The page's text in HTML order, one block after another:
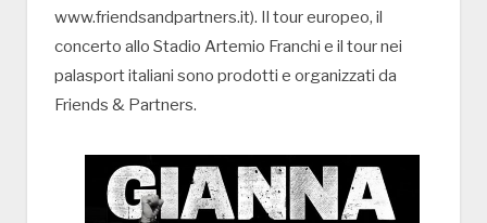
www.friendsandpartners.it). Il tour europeo, il
concerto allo Stadio Artemio Franchi e il tour nei
palasport italiani sono prodotti e organizzati da
Friends & Partners.